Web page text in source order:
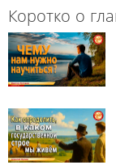
Коротко о